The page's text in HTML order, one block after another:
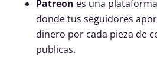
Patreon es una
donde tus seguidores
dinero por cada pieza de
publicas.